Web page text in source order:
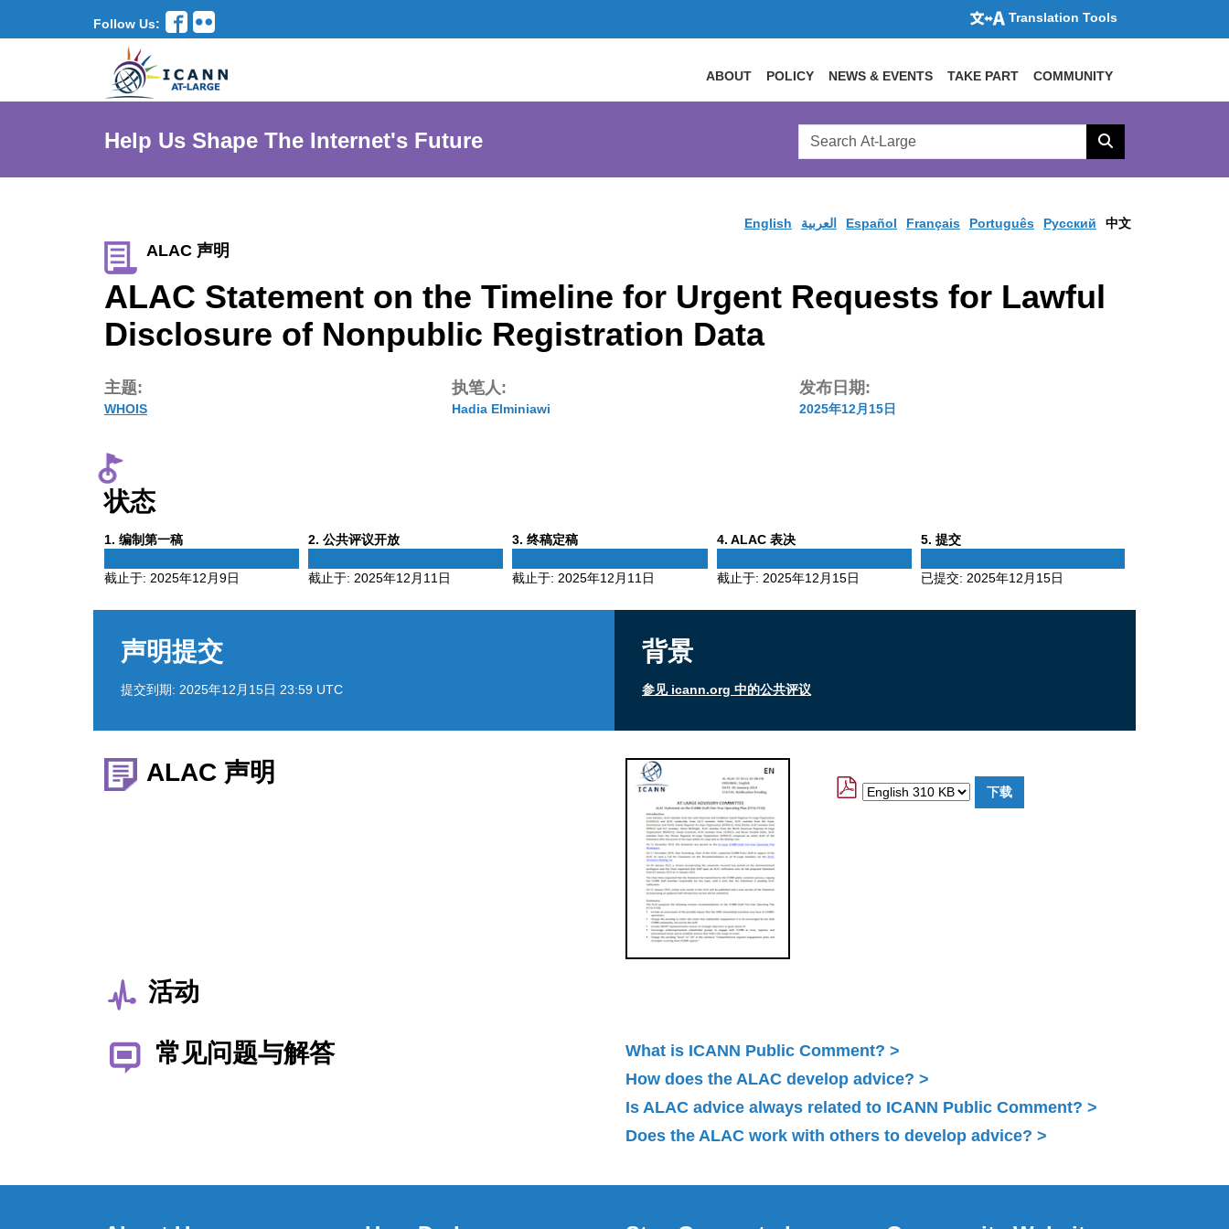
Follow Us: Translation Tools
ABOUT POLICY NEWS & EVENTS TAKE PART COMMUNITY
Help Us Shape The Internet's Future
Search
AtLarge
Search
English العربية Español Français Português Pусский 中文
ALAC 声明
ALAC Statement on the Timeline for Urgent Requests for Lawful
Disclosure of Nonpublic Registration Data
主题:
WHOIS
执笔人:
Hadia Elminiawi
发布日期:
2025年12月15日
状态
1 Phase
. 编制第一稿
截止于: 2025年12月9日
2 Phase
. 公共评议开放
截止于:2025年12月11日
3Phase
. 终稿定稿
截止于:2025年12月11日
4Phase
. ALAC 表决
截止于: 2025年12月15日
5Phase
. 提交
已提交: 2025年12月15日
声明提交
提交到期: 2025年12月15日 23:59 UTC
背景
参见 icann.org 中的公共评议
ALAC 声明
活动
常见问题与解答
What is ICANN Public Comment?
How does the ALAC develop advice?
Is ALAC advice always related to ICANN Public Comment?
Does the ALAC work with others to develop advice?